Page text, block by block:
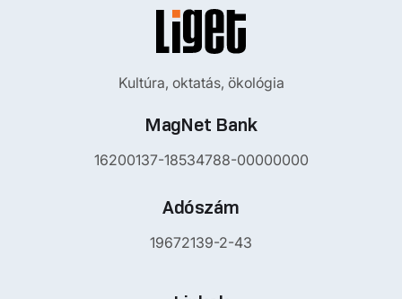
Kultúra, oktatás, ökológia
MagNet Bank
16200137-18534788-00000000
Adószám
19672139-2-43